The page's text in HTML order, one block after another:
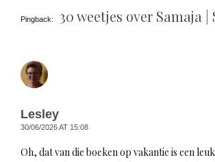
Pingback: 30 weetjes over Samaja
Lesley
30/06/2026 AT 15:08
Oh, dat van die boeken op vakantie is een